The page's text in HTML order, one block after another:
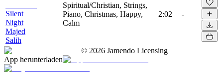
Silent
Night
Majed
Salih
Spiritual/Christian, Strings,
Piano, Christmas, Happy,
Calm
2:02 -
© 2026 Jamendo Licensing
App herunterladen